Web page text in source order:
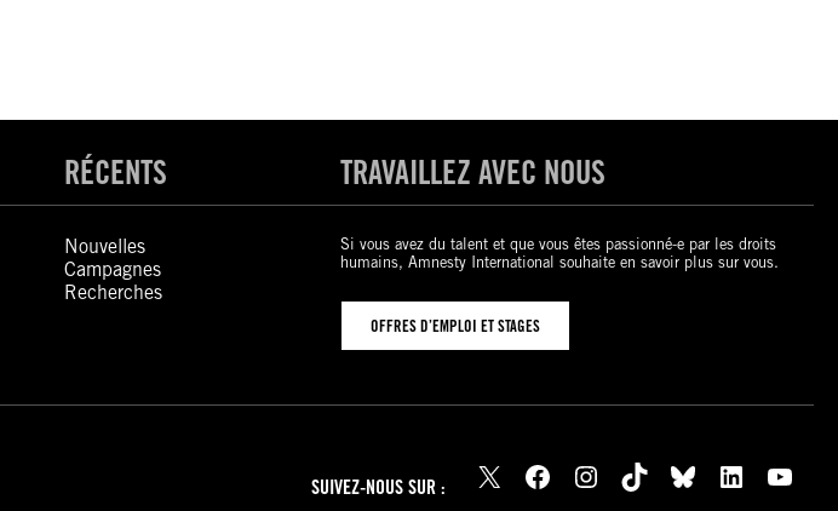
RÉCENTS
Nouvelles
Campagnes
Recherches
TRAVAILLEZ AVEC NOUS
Si vous avez du talent et que vous êtes passionné-e par les droits
humains, Amnesty International souhaite en savoir plus sur vous.
OFFRES D’EMPLOI ET STAGES
SUIVEZ-NOUS SUR : X Facebook Instagram TikTok Bluesky LinkedIn YouTube